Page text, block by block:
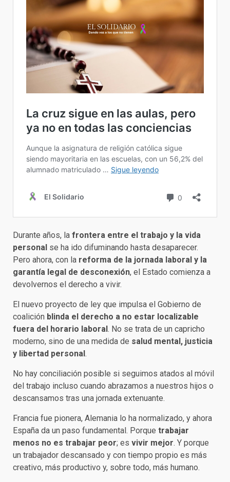
Durante años, la frontera entre el trabajo y la vida
personal se ha ido difuminando hasta desaparecer.
Pero ahora, con la reforma de la jornada laboral y la
garantía legal de desconexión, el Estado comienza a
devolvernos el derecho a vivir.
El nuevo proyecto de ley que impulsa el Gobierno de
coalición blinda el derecho a no estar localizable
fuera del horario laboral. No se trata de un capricho
moderno, sino de una medida de salud mental, justicia
y libertad personal.
No hay conciliación posible si seguimos atados al móvil
del trabajo incluso cuando abrazamos a nuestros hijos o
descansamos tras una jornada extenuante.
Francia fue pionera, Alemania lo ha normalizado, y ahora
España da un paso fundamental. Porque trabajar
menos no es trabajar peor; es vivir mejor. Y porque
un trabajador descansado y con tiempo propio es más
creativo, más productivo y, sobre todo, más humano.